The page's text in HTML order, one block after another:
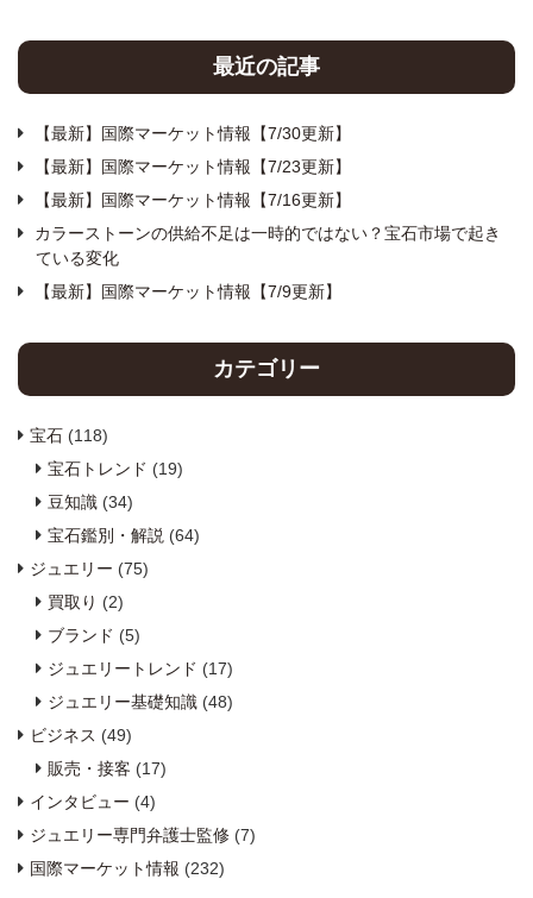
最近の記事
【最新】国際マーケット情報【7/30更新】
【最新】国際マーケット情報【7/23更新】
【最新】国際マーケット情報【7/16更新】
カラーストーンの供給不足は一時的ではない？宝石市場で起き
ている変化
【最新】国際マーケット情報【7/9更新】
カテゴリー
宝石 (118)
宝石トレンド (19)
豆知識 (34)
宝石鑑別・解説 (64)
ジュエリー (75)
買取り (2)
ブランド (5)
ジュエリートレンド (17)
ジュエリー基礎知識 (48)
ビジネス (49)
販売・接客 (17)
インタビュー (4)
ジュエリー専門弁護士監修 (7)
国際マーケット情報 (232)